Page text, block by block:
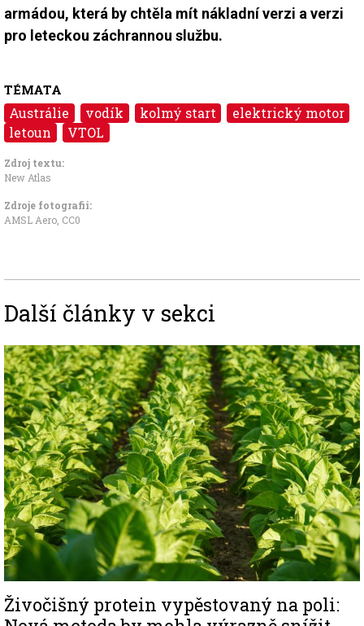
armádou, která by chtěla mít nákladní verzi a verzi
pro leteckou záchrannou službu.
TÉMATA
Austrálie vodík kolmý start
elektrický motor
letoun
VTOL
Zdroj textu:
New Atlas
Zdroje fotografii:
AMSL Aero CC0
Další články v sekci
Image
Živočišný protein vypěstovaný na poli: